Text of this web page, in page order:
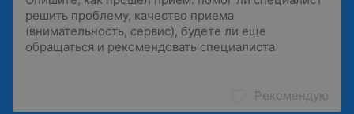
Рекомендую